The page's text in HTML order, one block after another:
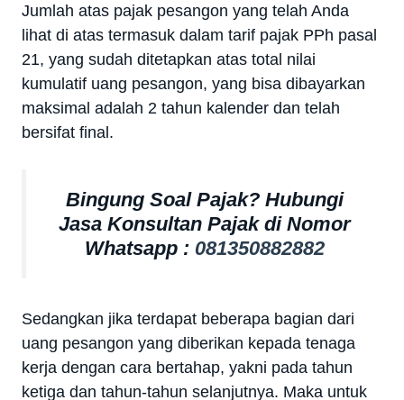
Jumlah atas pajak pesangon yang telah Anda
lihat di atas termasuk dalam tarif pajak PPh pasal
21, yang sudah ditetapkan atas total nilai
kumulatif uang pesangon, yang bisa dibayarkan
maksimal adalah 2 tahun kalender dan telah
bersifat final.
Bingung Soal Pajak? Hubungi
Jasa Konsultan Pajak di Nomor
Whatsapp : 081350882882
Sedangkan jika terdapat beberapa bagian dari
uang pesangon yang diberikan kepada tenaga
kerja dengan cara bertahap, yakni pada tahun
ketiga dan tahun-tahun selanjutnya. Maka untuk